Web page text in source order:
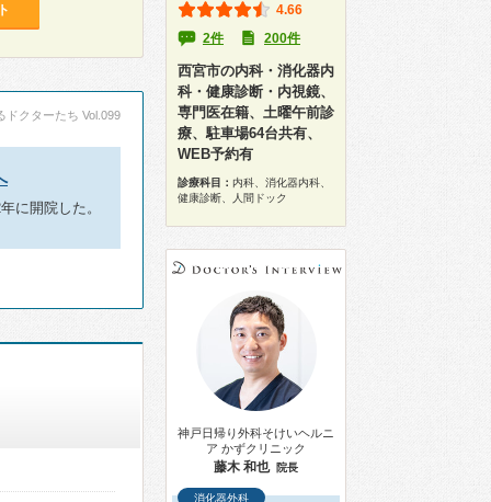
ドクターたち Vol.099
に開院した。
4.66
2件
200件
西宮市の内科・消化器内
科・健康診断・内視鏡、
専門医在籍、土曜午前診
療、駐車場64台共有、
WEB予約有
診療科目： 内科、消化器内科、
健康診断、人間ドック
神戸日帰り外科そけいヘルニ
ア かずクリニック
藤木 和也 院長
消化器外科